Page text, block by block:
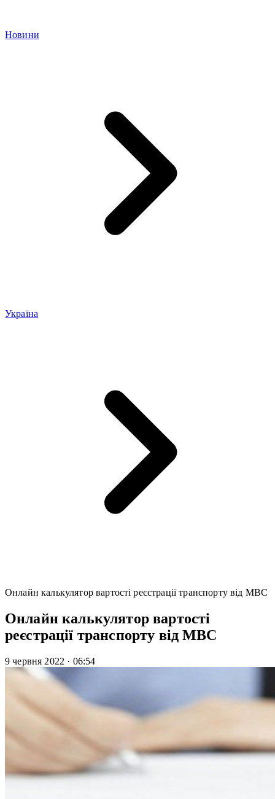
Новини
Україна
Онлайн калькулятор вартості реєстрації транспорту від МВС
Онлайн калькулятор вартості
реєстрації транспорту від МВС
9 червня 2022 · 06:54